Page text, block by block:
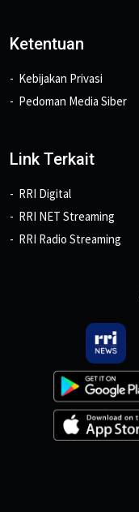
Ketentuan
Kebijakan Privasi
Pedoman Media Siber
Link Terkait
RRI Digital
RRI NET Streaming
RRI Radio Streaming